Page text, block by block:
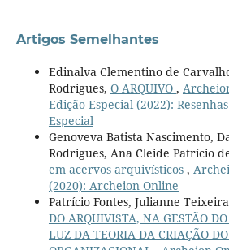
Artigos Semelhantes
Edinalva Clementino de
Rodrigues, O ARQUIVO ,
Edição Especial (2022):
Especial
Genoveva Batista Nascimento,
Rodrigues, Ana Cleide Patrício
em acervos arquivísticos ,
(2020): Archeion Online
Patrício Fontes, Julianne
DO ARQUIVISTA, NA GESTÃO
LUZ DA TEORIA DA CRIAÇÃO